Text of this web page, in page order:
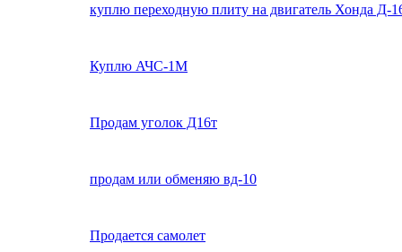
куплю переходную плиту на двигатель Хонда Д-
Куплю АЧС-1М
Продам уголок Д16т
продам или обменяю вд-10
Продается самолет